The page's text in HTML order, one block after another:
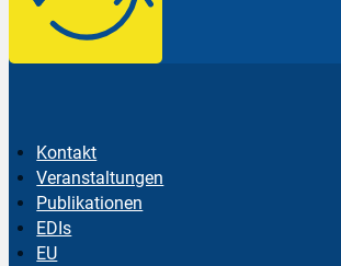
Kontakt
Veranstaltungen
Publikationen
EDIs
EU